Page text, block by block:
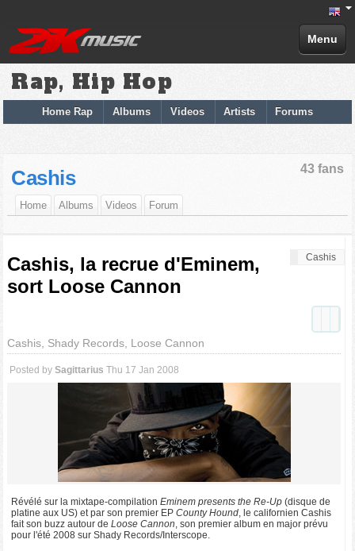
Menu
Rap, Hip Hop
Home Rap Albums Videos Artists Forums
43 fans
Cashis
Home Albums Videos Forum
Cashis
Cashis, la recrue d'Eminem,
sort Loose Cannon
Cashis, Shady Records, Loose Cannon
Posted bySagittarius Thu 17 Jan 2008
Révélé sur la mixtape-compilationEminem presents the Re-Up (disque de
platine aux US) et par son premier EPCounty Hound, le californien Cashis
fait son buzz autour deLoose Cannon, son premier album en major prévu
pour l'été 2008 sur Shady Records/Interscope.